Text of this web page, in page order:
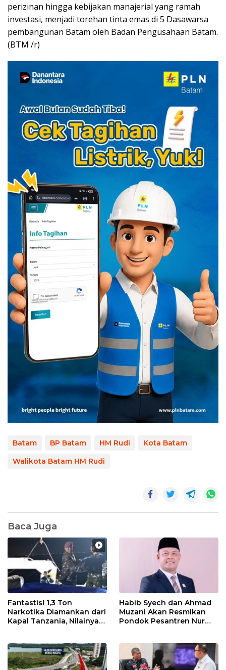
perizinan hingga kebijakan manajerial yang ramah
investasi, menjadi torehan tinta emas di 5 Dasawarsa
pembangunan Batam oleh Badan Pengusahaan Batam.
(BTM /r)
Batam BP Batam HM Rudi
Kota Batam
Walikota Batam HM Rudi
Baca Juga
Fantastis! 1,3 Ton
Narkotika Diamankan dari
Kapal Tanzania, Nilainya
Habib Syech dan Ahmad
Muzani Akan Resmikan
Pondok Pesantren Nur